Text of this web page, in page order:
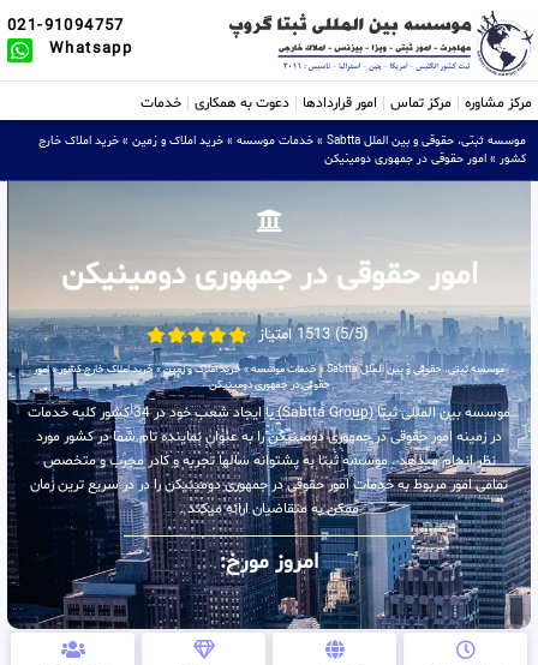
021-91094757
Whatsapp
مرکز مشاوره مرکز تماس امور قراردادها دعوت به همکاری خدمات
موسسه ثبتی، حقوقی و بین الملل Sabtta » خدمات موسسه » خرید املاک و زمین » خرید املاک خارج
کشور » امور حقوقی در جمهوری دومینیکن
امور حقوقی در جمهوری دومینیکن
(5/5) 1513 امتیاز
موسسه ثبتی، حقوقی و بین الملل Sabtta »خدمات موسسه»خرید املاک و زمین»خرید املاک خارج کشور»امور
حقوقی در جمهوری دومینیکن
موسسه بین المللی ثبتا (Sabtta Group) با ایجاد شعب خود در 34 کشور کلیه خدمات
در زمینه امور حقوقی در جمهوری دومینیکن را به عنوان نماینده تام شما در کشور مورد
نظر انجام میدهد . موسسه ثبتا به پشتوانه سالها تجربه و کادر مجرب و متخصص
تمامی امور مربوط به خدمات امور حقوقی در جمهوری دومینیکن را در در سریع ترین زمان
ممکن به متقاضیان ارائه میکند .
امروز مورخ: